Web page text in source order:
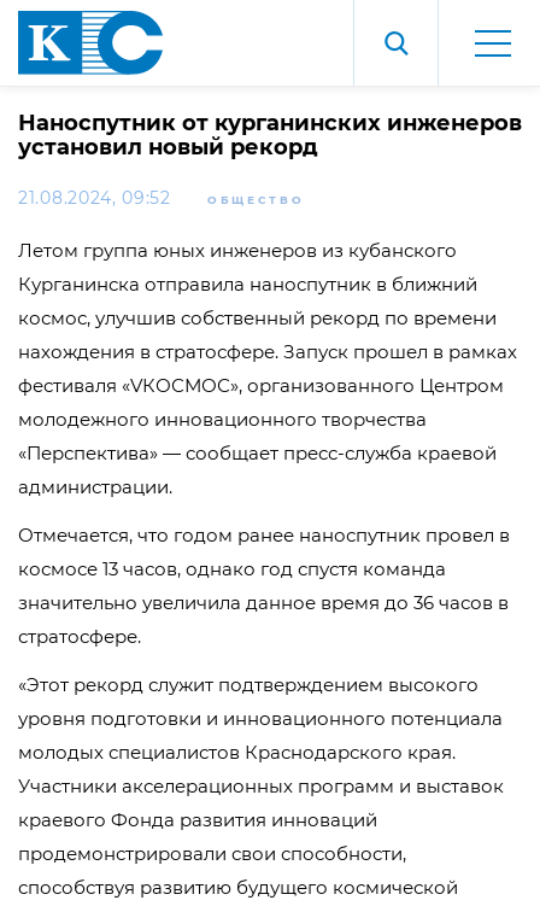
Наноспутник от курганинских инженеров
установил новый рекорд
21.08.2024, 09:52 ОБЩЕСТВО
Летом группа юных инженеров из кубанского
Курганинска отправила наноспутник в ближний
космос, улучшив собственный рекорд по времени
нахождения в стратосфере. Запуск прошел в рамках
фестиваля «VКОСМОС», организованного Центром
молодежного инновационного творчества
«Перспектива» — сообщает пресс-служба краевой
администрации.
Отмечается, что годом ранее наноспутник провел в
космосе 13 часов, однако год спустя команда
значительно увеличила данное время до 36 часов в
стратосфере.
«Этот рекорд служит подтверждением высокого
уровня подготовки и инновационного потенциала
молодых специалистов Краснодарского края.
Участники акселерационных программ и выставок
краевого Фонда развития инноваций
продемонстрировали свои способности,
способствуя развитию будущего космической